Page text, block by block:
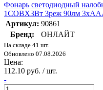
Фонарь светодиодный
1COBХ3Вт 3реж 90лм
Артикул: 90861
Бренд:
ОНЛАЙТ
На складе 41 шт.
Обновлено 07.08.2026
Цена:
112.10 руб. / шт.
-